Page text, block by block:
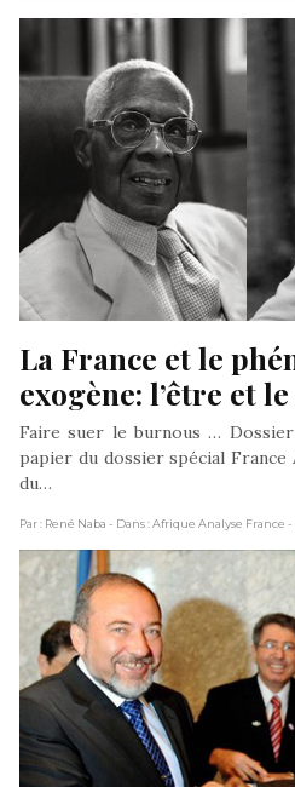
La France et le
exogène: l’être et
Faire suer le burnous …
papier du dossier spécial France
du…
Par : René Naba - Dans : Afrique Analyse France -